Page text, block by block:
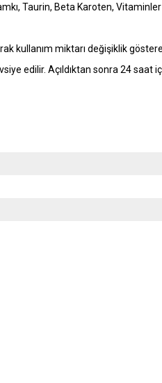
Taurin, Beta Karoten, Vitaminler
kullanım miktarı değişiklik
edilir. Açıldıktan sonra 24 saat